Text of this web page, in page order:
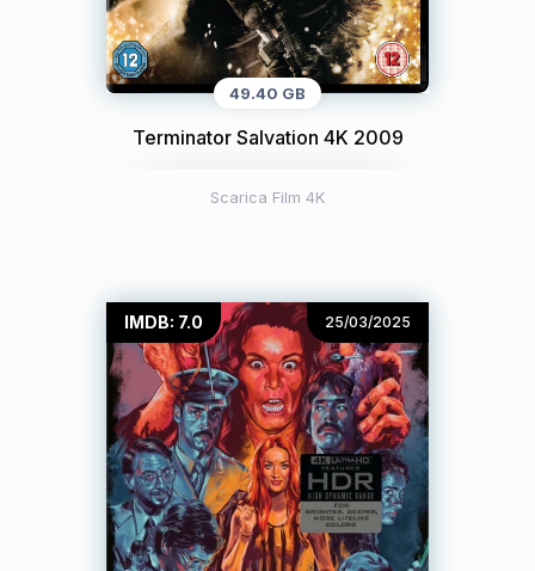
49.40 GB
Terminator Salvation 4K 2009
Scarica Film 4K
IMDB: 7.0 25/03/2025